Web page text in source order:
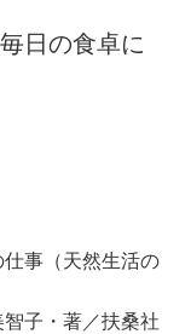
日の食卓に
仕事（天然生活の
智子・著／扶桑社